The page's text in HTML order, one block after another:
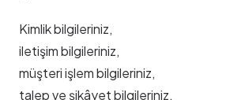
Kimlik bilgileriniz,
iletişim bilgileriniz,
müşteri işlem bilgileriniz,
talep ve şikâyet bilgileriniz,